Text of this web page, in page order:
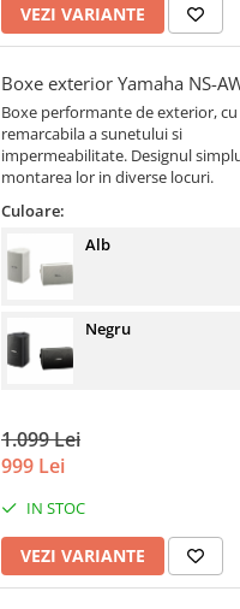
VEZI VARIANTE
Boxe exterior Yamaha NS-
Boxe performante de exterior,
remarcabila a sunetului si
impermeabilitate. Designul
montarea lor in diverse locuri.
Culoare:
Alb
Negru
1.099 Lei
999 Lei
IN STOC
VEZI VARIANTE